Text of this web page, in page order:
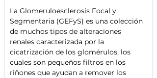
La Glomeruloesclerosis Focal y
Segmentaria (GEFyS) es una colección
de muchos tipos de alteraciones
renales caracterizada por la
cicatrización de los glomérulos, los
cuales son pequeños filtros en los
riñones que ayudan a remover los